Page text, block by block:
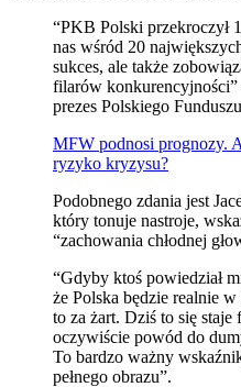
“PKB Polski przekroczył
nas wśród 20
sukces, ale także
filarów
prezes Polskiego
MFW podnosi prognozy.
ryzyko kryzysu?
Podobnego zdania jest
który tonuje nastroje,
“zachowania chłodnej
“Gdyby ktoś powiedział
że Polska będzie realnie
to za żart. Dziś to się
oczywiście powód do
To bardzo ważny
pełnego obrazu”.